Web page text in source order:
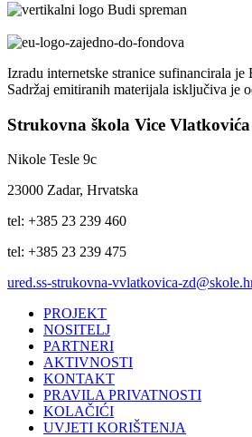
Izradu internetske stranice sufinancirala
Sadržaj emitiranih materijala isključiva je
Strukovna škola Vice Vlatkovića
Nikole Tesle 9c
23000 Zadar, Hrvatska
tel: +385 23 239 460
tel: +385 23 239 475
ured.ss-strukovna-vvlatkovica-
PROJEKT
NOSITELJ
PARTNERI
AKTIVNOSTI
KONTAKT
PRAVILA PRIVATNOSTI
KOLAČIĆI
UVJETI KORIŠTENJA